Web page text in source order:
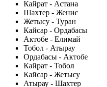
Кайрат - Астана
Шахтер - Женис
Жетысу - Туран
Кайсар - Ордабасы
Актобе - Елимай
Тобол - Атырау
Ордабасы - Актобе
Кайрат - Тобол
Кайсар - Жетысу
Атырау - Шахтер